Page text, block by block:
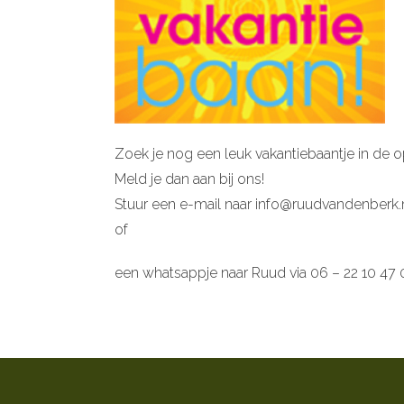
Zoek je nog een leuk vakantiebaantje in de
Meld je dan aan bij ons!
Stuur een e-mail naar
of
een whatsappje naar Ruud via 06 – 22 10 47